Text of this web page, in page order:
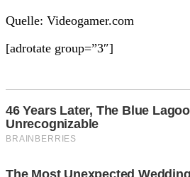
Quelle: Videogamer.com
[adrotate group=”3″]